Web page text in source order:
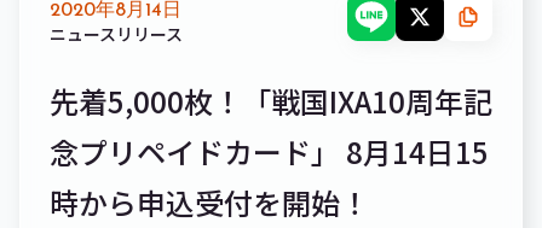
2020年8月14日
ニュースリリース
先着5,000枚！「戦国IXA10周年記
念プリペイドカード」 8月14日15
時から申込受付を開始！